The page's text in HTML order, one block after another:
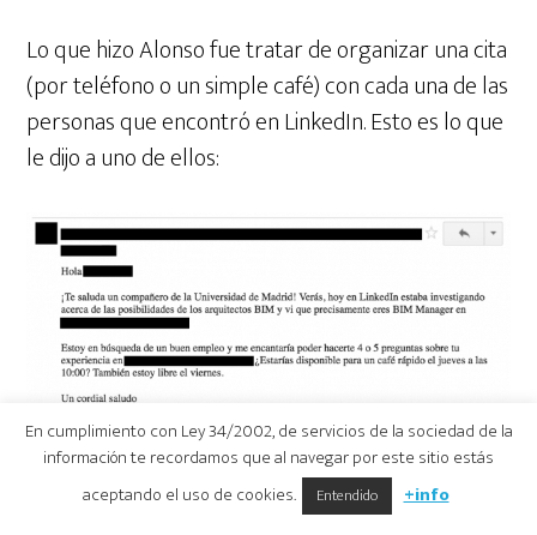
Lo que hizo Alonso fue tratar de organizar una cita
(por teléfono o un simple café) con cada una de las
personas que encontró en LinkedIn. Esto es lo que
le dijo a uno de ellos:
En cumplimiento con Ley 34/2002, de servicios de la sociedad de la
información te recordamos que al navegar por este sitio estás
aceptando el uso de cookies.
Entendido +info